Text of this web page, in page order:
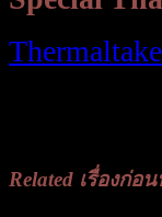
Related เรื่องก่อ